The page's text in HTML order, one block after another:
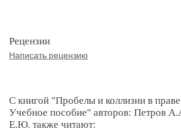
Рецензии
Написать рецензию
С книгой "Пробелы и коллизии в
Учебное пособие" авторов: Петров
Е.Ю. также читают: